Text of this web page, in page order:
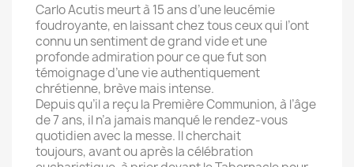
Carlo Acutis meurt à 15 ans d’une leucémie
foudroyante, en laissant chez tous ceux qui l’ont
connu un sentiment de grand vide et une
profonde admiration pour ce que fut son
témoignage d’une vie authentiquement
chrétienne, brève mais intense.
Depuis qu’il a reçu la Première Communion, à l’âge
de 7 ans, il n’a jamais manqué le rendez-vous
quotidien avec la messe. Il cherchait
toujours, avant ou après la célébration